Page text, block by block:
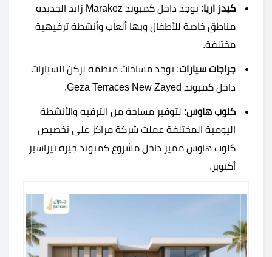
كيدز اريا
: يوجد داخل كمبوند Marakez زايد الجديدة
مناطق خاصة للأطفال وبها ألعاب وأنشطة ترفيهية
مختلفة.
جراجات سيارات: يوجد مساحات منظمة لركن السيارات
داخل كمبوند Geza Terraces New Zayed.
كلوب هاوس: لتوفير مساحة من الترفيه والأنشطة
اليومية المختلفة عملت شركة مراكز على تخصيص
كلوب هاوس مميز داخل مشروع كمبوند جيزة تيراسيز
أكتوبر.